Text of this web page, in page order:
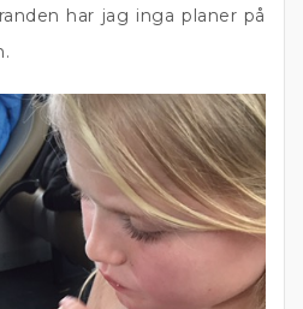
har jag inga planer på